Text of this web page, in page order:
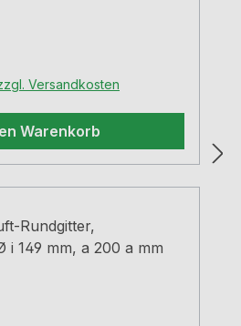
Versandkosten
Warenkorb